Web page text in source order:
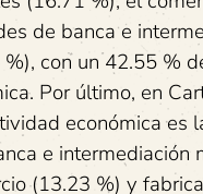
de banca e
con un 42.55 %
Por último, en
económica es
e intermediación
(13.23 %) y